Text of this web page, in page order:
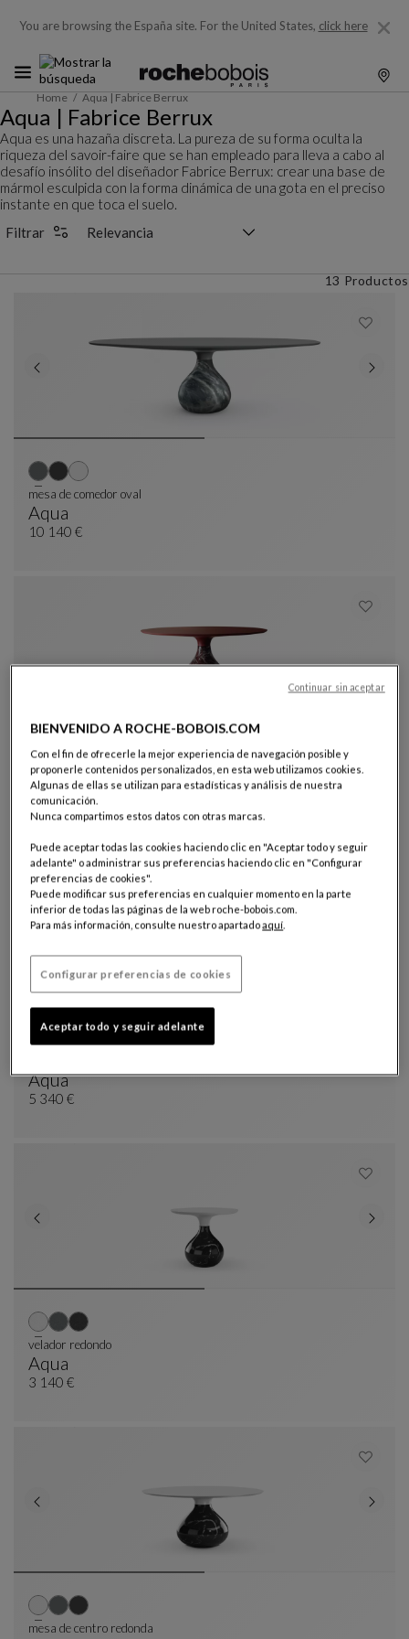
You are browsing the España site. For the United States, click here
Home Aqua | Fabrice Berrux
Aqua | Fabrice Berrux
Aqua es una hazaña discreta. La pureza de su forma oculta la
riqueza del savoir-faire que se han empleado para lleva a cabo al
desafío insólito del diseñador Fabrice Berrux: crear una base de
mármol esculpida con la forma dinámica de una gota en el preciso
instante en que toca el suelo.
Filtrar
13 Productos
Aqua
Mesa De Comedor Oval
Ver Descripción Completa
mesa de comedor oval
10 140 €
Aqua
Mesa De Comedor Redonda
Ver Descripción Completa
Mesa de comedor redonda
Aqua
Mesa De Centro Redonda
Ver Descripción Completa
5 340 €
Aqua
Velador Redondo
Ver Descripción Completa
velador redondo
3 140 €
mesa de centro redonda
BIENVENIDO A ROCHE-BOBOIS.COM
Con el fin de ofrecerle la mejor experiencia de navegación posible y
proponerle contenidos personalizados, en esta web utilizamos cookies.
Algunas de ellas se utilizan para estadísticas y análisis de nuestra
comunicación.
Nunca compartimos estos datos con otras marcas.
Puede aceptar todas las cookies haciendo clic en "Aceptar todo y seguir
adelante" o administrar sus preferencias haciendo clic en "Configurar
preferencias de cookies".
Puede modificar sus preferencias en cualquier momento en la parte
inferior de todas las páginas de la web roche-bobois.com.
Para más información, consulte nuestro apartadoaquí
Configurar preferencias de cookies
Aceptar todo y seguir adelante
Continuar sin aceptar